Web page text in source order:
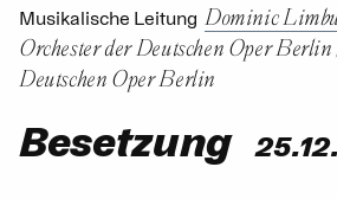
Musikalische Leitung Dominic
Orchester der Deutschen Oper Berlin
Deutschen Oper Berlin
Besetzung 25.12.